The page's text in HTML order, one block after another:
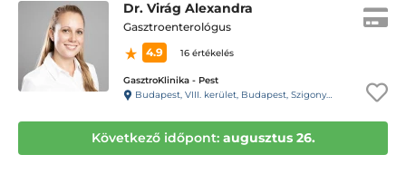
Dr. Virág Alexandra
Gasztroenterológus
4.9
16 értékelés
GasztroKlinika - Pest
Budapest, VIII. kerület, Budapest, Szigony u. 26-32
Következő időpont: augusztus 26.